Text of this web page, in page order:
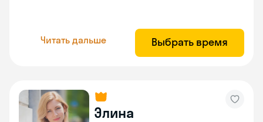
Читать дальше Выбрать время
Элина